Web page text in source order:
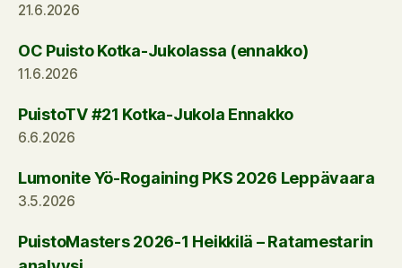
21.6.2026
OC Puisto Kotka-Jukolassa (ennakko)
11.6.2026
PuistoTV #21 Kotka-Jukola Ennakko
6.6.2026
Lumonite Yö-Rogaining PKS 2026 Leppävaara
3.5.2026
PuistoMasters 2026-1 Heikkilä – Ratamestarin